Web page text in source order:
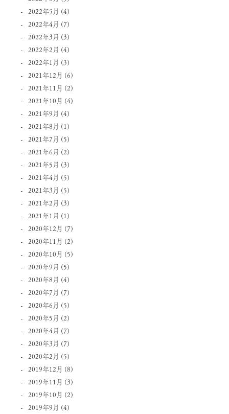
2022年5月 (4)
2022年4月 (7)
2022年3月 (3)
2022年2月 (4)
2022年1月 (3)
2021年12月 (6)
2021年11月 (2)
2021年10月 (4)
2021年9月 (4)
2021年8月 (1)
2021年7月 (5)
2021年6月 (2)
2021年5月 (3)
2021年4月 (5)
2021年3月 (5)
2021年2月 (3)
2021年1月 (1)
2020年12月 (7)
2020年11月 (2)
2020年10月 (5)
2020年9月 (5)
2020年8月 (4)
2020年7月 (7)
2020年6月 (5)
2020年5月 (2)
2020年4月 (7)
2020年3月 (7)
2020年2月 (5)
2019年12月 (8)
2019年11月 (3)
2019年10月 (2)
2019年9月 (4)